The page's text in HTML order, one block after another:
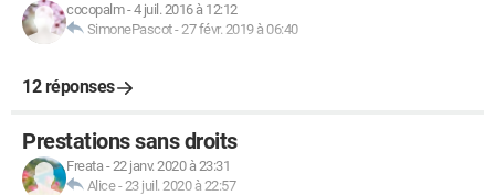
cocopalm-4 juil. 2016 à 12:12
SimonePascot-27 févr. 2019 à 06:40
12 réponses
Prestations sans droits
Freata-22 janv. 2020 à 23:31
Alice-23 juil. 2020 à 22:57